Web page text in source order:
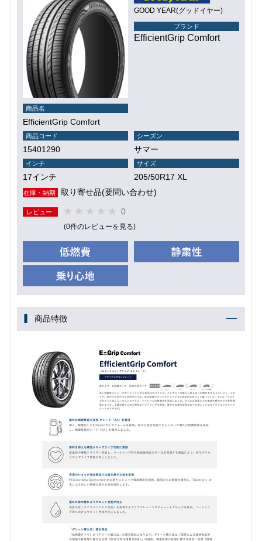
GOOD YEAR(グッドイヤー)
ブランド
EfficientGrip Comfort
商品名
EfficientGrip Comfort
商品コード
15401290
シーズン
サマー
インチ
17インチ
サイズ
205/50R17 XL
在庫・納期 取り寄せ品(要問い合わせ)
レビュー 0
(0件のレビューを見る)
商品特徴